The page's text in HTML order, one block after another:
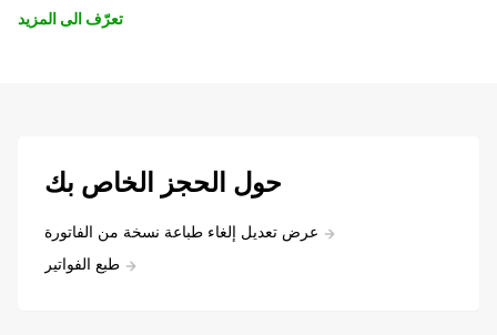
تعرّف الى المزيد
حول الحجز الخاص بك
عرض تعديل إلغاء طباعة نسخة من الفاتورة
طبع الفواتير